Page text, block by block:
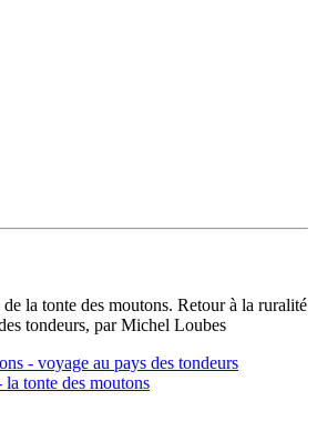
la tonte des moutons. Retour à la ruralité
tondeurs, par Michel Loubes